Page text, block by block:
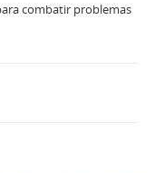
combatir problemas